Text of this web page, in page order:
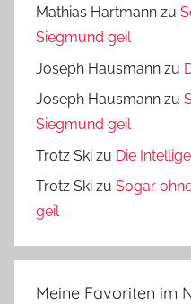
Mathias Hartmann zu
Siegmund geil
Joseph Hausmann zu
Joseph Hausmann zu
Siegmund geil
Trotz Ski zu Die
Trotz Ski zu Sogar
geil
Meine Favoriten im